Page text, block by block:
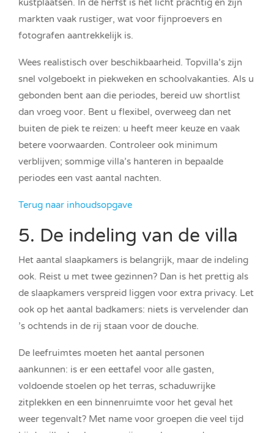
kustplaatsen. In de herfst is het licht prachtig en zijn
markten vaak rustiger, wat voor fijnproevers en
fotografen aantrekkelijk is.
Wees realistisch over beschikbaarheid. Topvilla’s zijn
snel volgeboekt in piekweken en schoolvakanties. Als u
gebonden bent aan die periodes, bereid uw shortlist
dan vroeg voor. Bent u flexibel, overweeg dan net
buiten de piek te reizen: u heeft meer keuze en vaak
betere voorwaarden. Controleer ook minimum
verblijven; sommige villa’s hanteren in bepaalde
periodes een vast aantal nachten.
Terug naar inhoudsopgave
5. De indeling van de villa
Het aantal slaapkamers is belangrijk, maar de indeling
ook. Reist u met twee gezinnen? Dan is het prettig als
de slaapkamers verspreid liggen voor extra privacy. Let
ook op het aantal badkamers: niets is vervelender dan
’s ochtends in de rij staan voor de douche.
De leefruimtes moeten het aantal personen
aankunnen: is er een eettafel voor alle gasten,
voldoende stoelen op het terras, schaduwrijke
zitplekken en een binnenruimte voor het geval het
weer tegenvalt? Met name voor groepen die veel tijd